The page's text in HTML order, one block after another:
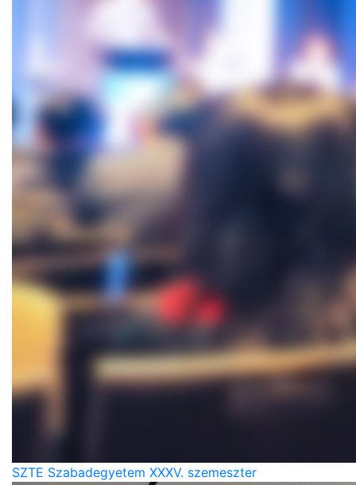
SZTE Szabadegyetem XXXV. szemeszter